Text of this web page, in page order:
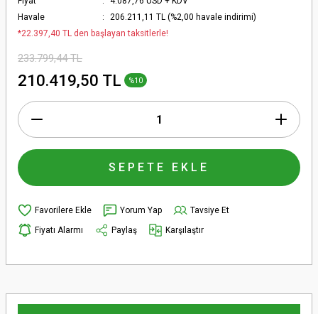
Havale
206.211,11 TL (%2,00 havale indirimi)
*22.397,40 TL den başlayan taksitlerle!
233.799,44 TL
210.419,50 TL %10
SEPETE EKLE
Yorum Yap
Tavsiye Et
Fiyatı Alarmı
Paylaş Karşılaştır